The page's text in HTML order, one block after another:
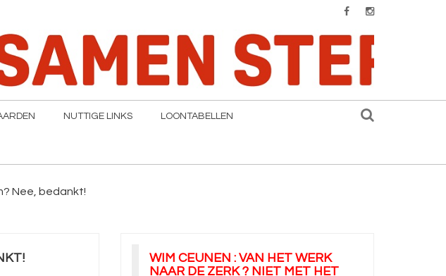
NUTTIGE LINKS LOONTABELLEN
Nee, bedankt!
WIM CEUNEN : VAN HET WERK
NAAR DE ZERK ? NIET MET HET